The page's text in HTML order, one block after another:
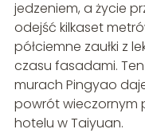
jedzeniem, a życie
odejść kilkaset
półciemne zaułki z
czasu fasadami.
murach Pingyao
powrót wieczornym
hotelu w Taiyuan.